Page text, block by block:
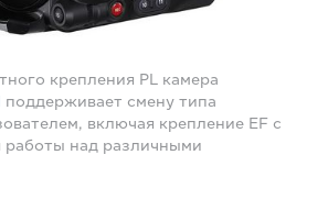
крепления PL камера
поддерживает смену типа
включая крепление EF с
работы над различными